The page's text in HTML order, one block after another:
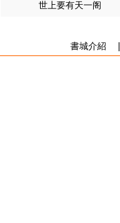
世上要有天一阁
書城介紹